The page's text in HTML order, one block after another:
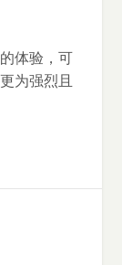
体验，可
为强烈且